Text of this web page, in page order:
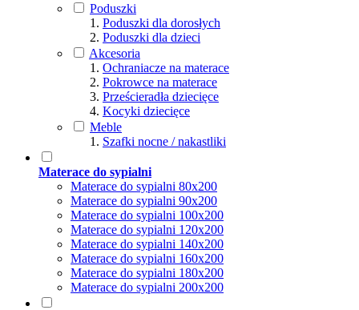
Poduszki
Poduszki dla dorosłych
Poduszki dla dzieci
Akcesoria
Ochraniacze na materace
Pokrowce na materace
Prześcieradła dziecięce
Kocyki dziecięce
Meble
Szafki nocne / nakastliki
Materace do sypialni
Materace do sypialni 80x200
Materace do sypialni 90x200
Materace do sypialni 100x200
Materace do sypialni 120x200
Materace do sypialni 140x200
Materace do sypialni 160x200
Materace do sypialni 180x200
Materace do sypialni 200x200